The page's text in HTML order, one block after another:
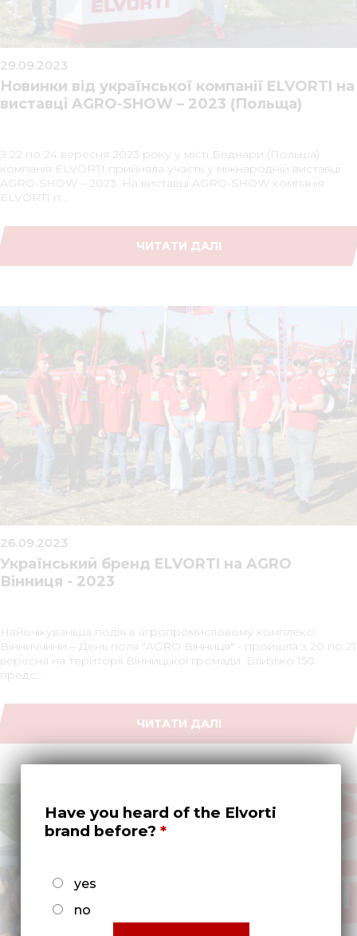
29.09.2023
Новинки від української компанії ELVORTI на
виставці AGRO-SHOW – 2023 (Польща)
З 22 по 24 вересня 2023 року у місті Беднари (Польша)
компанія ELVORTI прийняла участь у міжнародній виставці
AGRO-SHOW – 2023. На виставці AGRO-SHOW компанія
ELVORTI п...
ЧИТАТИ ДАЛІ
26.09.2023
Український бренд ELVORTI на AGRO
Вінниця - 2023
Найочікуваніша подія в агропромисловому комплексі
Вінниччини – День поля "AGRO Вінниця" - пройшла з 20 по 21
вересня на території Вінницької громади. Близько 150
предс...
ЧИТАТИ ДАЛІ
Have you heard of the Elvorti
brand before?
yes
no